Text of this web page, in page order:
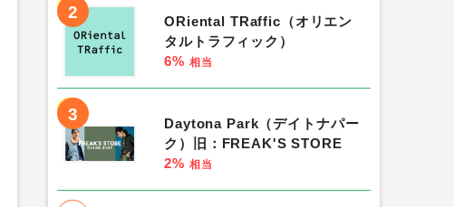
2
ORiental TRaffic（オリエン
タルトラフィック）
6% 相当
3
Daytona Park（デイトナパー
ク）旧：FREAK'S STORE
2% 相当